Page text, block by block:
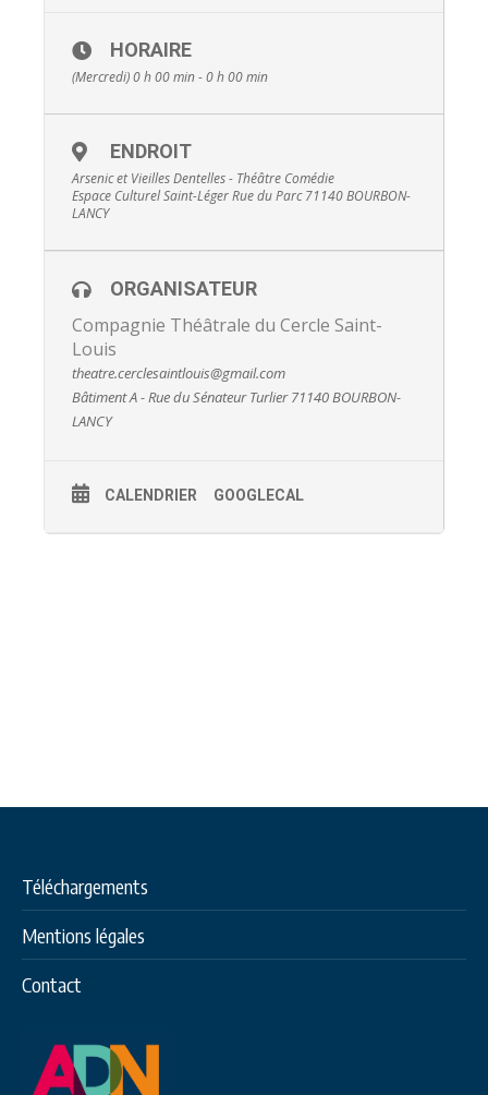
Tarif de base
HORAIRE
(Mercredi) 0 h 00 min - 0 h 00 min
ENDROIT
Arsenic et Vieilles Dentelles - Théâtre Comédie
Espace Culturel Saint-Léger Rue du Parc 71140 BOURBON-
LANCY
ORGANISATEUR
Compagnie Théâtrale du Cercle Saint-
Louis
theatre.cerclesaintlouis@gmail.com
Bâtiment A - Rue du Sénateur Turlier 71140 BOURBON-
LANCY
CALENDRIER GOOGLECAL
Téléchargements
Mentions légales
Contact